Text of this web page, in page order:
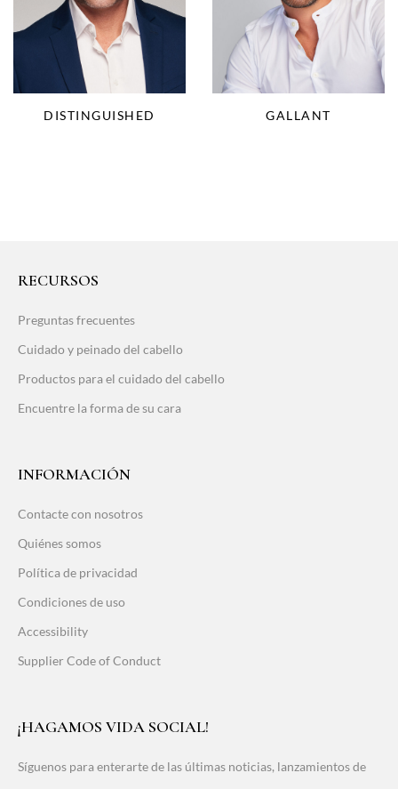
DISTINGUISHED GALLANT
RECURSOS
Preguntas frecuentes
Cuidado y peinado del cabello
Productos para el cuidado del cabello
Encuentre la forma de su cara
INFORMACIÓN
Contacte con nosotros
Quiénes somos
Política de privacidad
Condiciones de uso
Accessibility
Supplier Code of Conduct
¡HAGAMOS VIDA SOCIAL!
Síguenos para enterarte de las últimas noticias, lanzamientos de